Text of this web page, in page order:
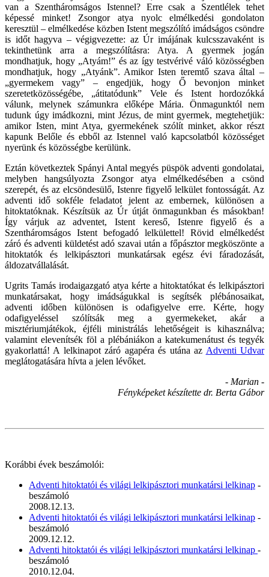
van a Szentháromságos Istennel? Erre csak a Szentlélek tehet
képessé minket! Zsongor atya nyolc elmélkedési gondolaton
keresztül – elmélkedése közben Istent megszólító imádságos csöndre
is időt hagyva – végigvezette: az Úr imájának kulcsszavaként is
tekinthetünk arra a megszólításra: Atya. A gyermek jogán
mondhatjuk, hogy „Atyám!” és az így testvérivé váló közösségben
mondhatjuk, hogy „Atyánk”. Amikor Isten teremtő szava által –
„gyermekem vagy” – engedjük, hogy Ő bevonjon minket
szeretetközösségébe, „átitatódunk” Vele és Istent hordozókká
válunk, melynek számunkra előképe Mária. Önmagunktól nem
tudunk úgy imádkozni, mint Jézus, de mint gyermek, megtehetjük:
amikor Isten, mint Atya, gyermekének szólít minket, akkor részt
kapunk Belőle és ebből az Istennel való kapcsolatból közösséget
nyerünk és közösségbe kerülünk.
Eztán következtek Spányi Antal megyés püspök adventi gondolatai,
melyben hangsúlyozta Zsongor atya elmélkedésében a csönd
szerepét, és az elcsöndesülő, Istenre figyelő lelkület fontosságát. Az
adventi idő sokféle feladatot jelent az embernek, különösen a
hitoktatóknak. Készítsük az Úr útját önmagunkban és másokban!
Így várjuk az adventet, Istent kereső, Istenre figyelő és a
Szentháromságos Istent befogadó lelkülettel! Rövid elmélkedést
záró és adventi küldetést adó szavai után a főpásztor megköszönte a
hitoktatók és lelkipásztori munkatársak egész évi fáradozását,
áldozatvállalását.
Ugrits Tamás irodaigazgató atya kérte a hitoktatókat és lelkipásztori
munkatársakat, hogy imádságukkal is segítsék plébánosaikat,
adventi időben különösen is odafigyelve erre. Kérte, hogy
odafigyeléssel szólítsák meg a gyermekeket, akár a
misztériumjátékok, éjféli ministrálás lehetőségeit is kihasználva;
valamint elevenítsék föl a plébániákon a katekumenátust és tegyék
gyakorlattá! A lelkinapot záró agapéra és utána az Adventi Udvar
meglátogatására hívta a jelen lévőket.
- Marian -
Fényképeket készítette dr. Berta Gábor
Korábbi évek beszámolói:
Adventi hitoktatói és világi lelkipásztori munkatársi lelkinap -
beszámoló
2008.12.13.
Adventi hitoktatói és világi lelkipásztori munkatársi lelkinap -
beszámoló
2009.12.12.
Adventi hitoktatói és világi lelkipásztori munkatársi lelkinap -
beszámoló
2010.12.04.